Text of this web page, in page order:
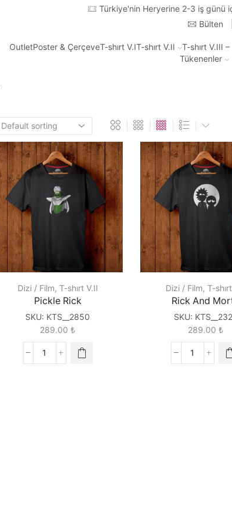
Türkiye'nin Heryerine 2-3 iş günü
Bülten
OutletPoster & ÇerçeveT-shırt V.IT-shırt V.II
T-shırt V.III
Tükenenler
Dizi / Film, T-shırt V.II
Pickle Rick
SKU: KTS__2850
289.00 ₺
Pickle
Dizi / Film, T-
Rick And
SKU:
289.00 ₺
Rick